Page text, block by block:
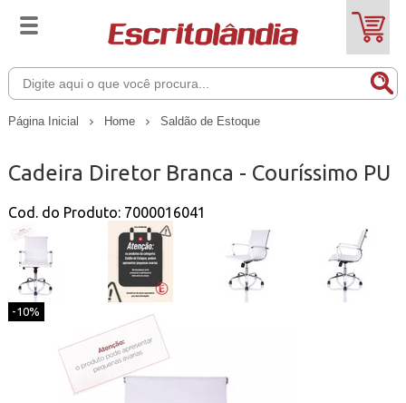
Página Inicial Home Saldão de Estoque
Cadeira Diretor Branca - Couríssimo PU
Cod. do Produto: 7000016041
-10%